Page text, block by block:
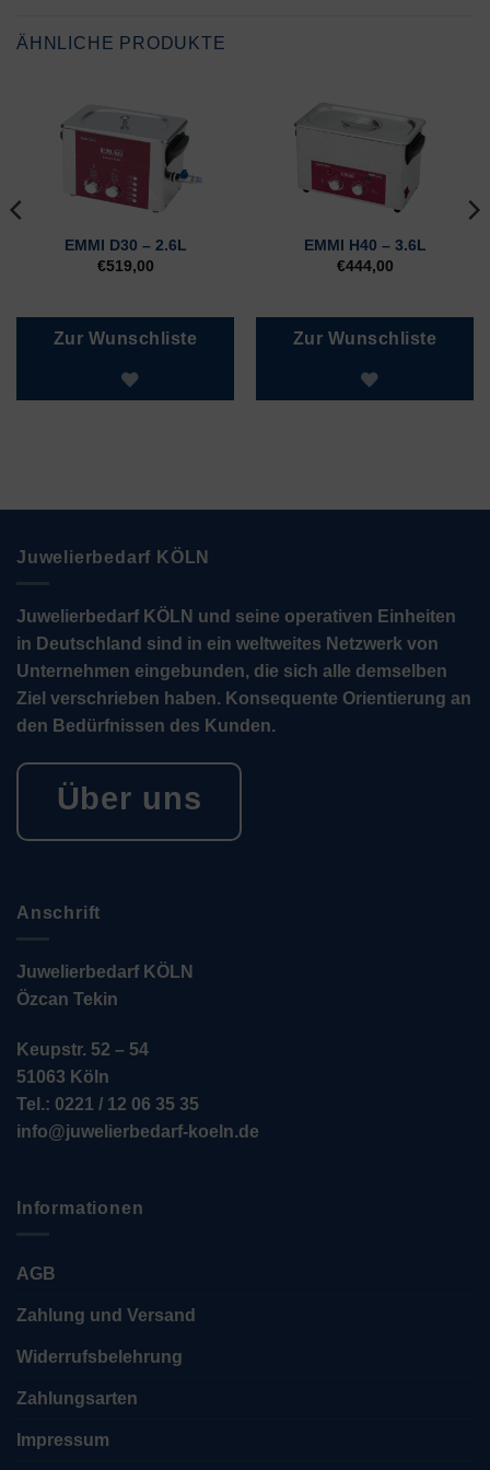
ÄHNLICHE PRODUKTE
EMMI D30 – 2.6L
€519,00
Zur Wunschliste
EMMI H40 – 3.6L
€444,00
Zur Wunschliste
Juwelierbedarf KÖLN
Juwelierbedarf KÖLN und seine operativen Einheiten
in Deutschland sind in ein weltweites Netzwerk von
Unternehmen eingebunden, die sich alle demselben
Ziel verschrieben haben. Konsequente Orientierung an
den Bedürfnissen des Kunden.
Über uns
Anschrift
Juwelierbedarf KÖLN
Özcan Tekin
Keupstr. 52 – 54
51063 Köln
Tel.: 0221 / 12 06 35 35
info@juwelierbedarf-koeln.de
Informationen
AGB
Zahlung und Versand
Widerrufsbelehrung
Zahlungsarten
Impressum